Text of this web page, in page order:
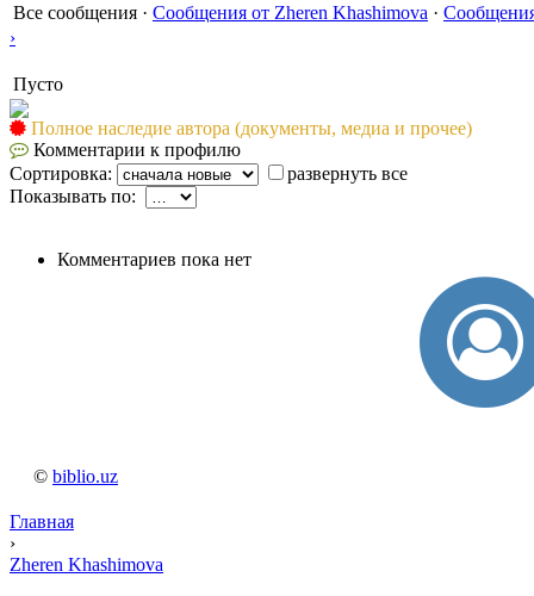
Все сообщения · Сообщения от Zheren Khashimova ·
›
Пусто
Полное наследие автора (документы, медиа и прочее)
Комментарии к профилю
Сортировка:
развернуть все
Показывать по:
Комментариев пока нет
© biblio.uz
Главная
›
Zheren Khashimova